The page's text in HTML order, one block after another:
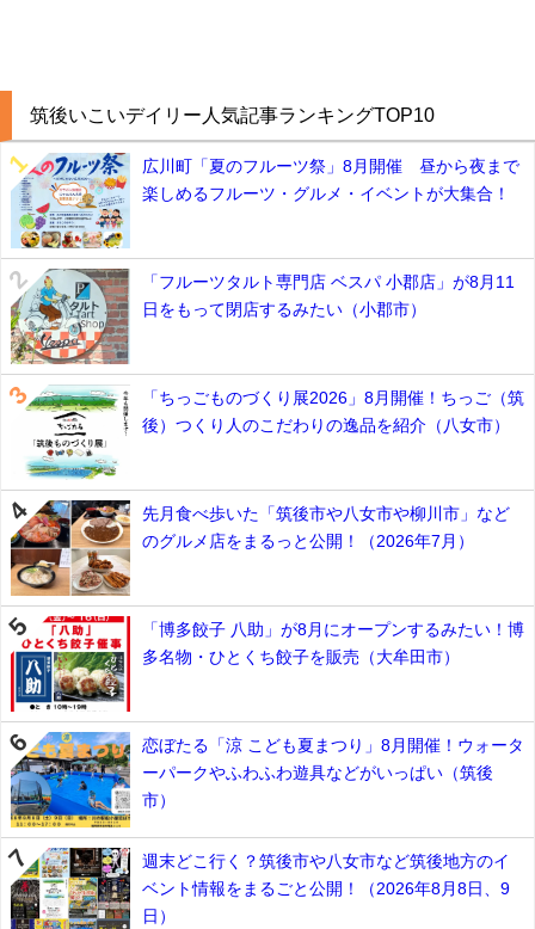
筑後いこいデイリー人気記事ランキングTOP10
広川町「夏のフルーツ祭」8月開催 昼から夜まで
楽しめるフルーツ・グルメ・イベントが大集合！
「フルーツタルト専門店 ベスパ 小郡店」が8月11
日をもって閉店するみたい（小郡市）
「ちっごものづくり展2026」8月開催！ちっご（筑
後）つくり人のこだわりの逸品を紹介（八女市）
先月食べ歩いた「筑後市や八女市や柳川市」など
のグルメ店をまるっと公開！（2026年7月）
「博多餃子 八助」が8月にオープンするみたい！博
多名物・ひとくち餃子を販売（大牟田市）
恋ぼたる「涼 こども夏まつり」8月開催！ウォータ
ーパークやふわふわ遊具などがいっぱい（筑後
市）
週末どこ行く？筑後市や八女市など筑後地方のイ
ベント情報をまるごと公開！（2026年8月8日、9
日）